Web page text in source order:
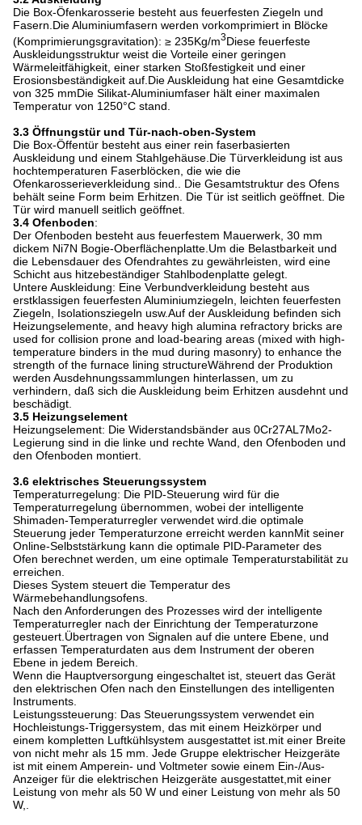
Die Box-Öfenkarosserie besteht aus feuerfesten Ziegeln und
Fasern.Die Aluminiumfasern werden vorkomprimiert in Blöcke
(Komprimierungsgravitation): ≥ 235Kg/m3Diese feuerfeste
Auskleidungsstruktur weist die Vorteile einer geringen
Wärmeleitfähigkeit, einer starken Stoßfestigkeit und einer
Erosionsbeständigkeit auf.Die Auskleidung hat eine Gesamtdicke
von 325 mmDie Silikat-Aluminiumfaser hält einer maximalen
Temperatur von 1250°C stand.
3.3 Öffnungstür und Tür-nach-oben-System
Die Box-Öffentür besteht aus einer rein faserbasierten
Auskleidung und einem Stahlgehäuse.Die Türverkleidung ist aus
hochtemperaturen Faserblöcken, die wie die
Ofenkarosserieverkleidung sind.. Die Gesamtstruktur des Ofens
behält seine Form beim Erhitzen. Die Tür ist seitlich geöffnet. Die
Tür wird manuell seitlich geöffnet.
3.4 Ofenboden:
Der Ofenboden besteht aus feuerfestem Mauerwerk, 30 mm
dickem Ni7N Bogie-Oberflächenplatte.Um die Belastbarkeit und
die Lebensdauer des Ofendrahtes zu gewährleisten, wird eine
Schicht aus hitzebeständiger Stahlbodenplatte gelegt.
Untere Auskleidung: Eine Verbundverkleidung besteht aus
erstklassigen feuerfesten Aluminiumziegeln, leichten feuerfesten
Ziegeln, Isolationsziegeln usw.Auf der Auskleidung befinden sich
Heizungselemente, and heavy high alumina refractory bricks are
used for collision prone and load-bearing areas (mixed with high-
temperature binders in the mud during masonry) to enhance the
strength of the furnace lining structureWährend der Produktion
werden Ausdehnungssammlungen hinterlassen, um zu
verhindern, daß sich die Auskleidung beim Erhitzen ausdehnt und
beschädigt.
3.5 Heizungselement
Heizungselement: Die Widerstandsbänder aus 0Cr27AL7Mo2-
Legierung sind in die linke und rechte Wand, den Ofenboden und
den Ofenboden montiert.
3.6 elektrisches Steuerungssystem
Temperaturregelung: Die PID-Steuerung wird für die
Temperaturregelung übernommen, wobei der intelligente
Shimaden-Temperaturregler verwendet wird.die optimale
Steuerung jeder Temperaturzone erreicht werden kannMit seiner
Online-Selbststärkung kann die optimale PID-Parameter des
Ofen berechnet werden, um eine optimale Temperaturstabilität zu
erreichen.
Dieses System steuert die Temperatur des
Wärmebehandlungsofens.
Nach den Anforderungen des Prozesses wird der intelligente
Temperaturregler nach der Einrichtung der Temperaturzone
gesteuert.Übertragen von Signalen auf die untere Ebene, und
erfassen Temperaturdaten aus dem Instrument der oberen
Ebene in jedem Bereich.
Wenn die Hauptversorgung eingeschaltet ist, steuert das Gerät
den elektrischen Ofen nach den Einstellungen des intelligenten
Instruments.
Leistungssteuerung: Das Steuerungssystem verwendet ein
Hochleistungs-Triggersystem, das mit einem Heizkörper und
einem kompletten Luftkühlsystem ausgestattet ist.mit einer Breite
von nicht mehr als 15 mm. Jede Gruppe elektrischer Heizgeräte
ist mit einem Amperein- und Voltmeter sowie einem Ein-/Aus-
Anzeiger für die elektrischen Heizgeräte ausgestattet,mit einer
Leistung von mehr als 50 W und einer Leistung von mehr als 50
W,.